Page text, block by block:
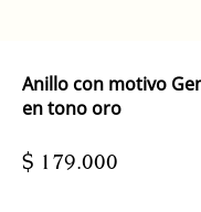
Anillo con motivo
en tono oro
$ 179.000